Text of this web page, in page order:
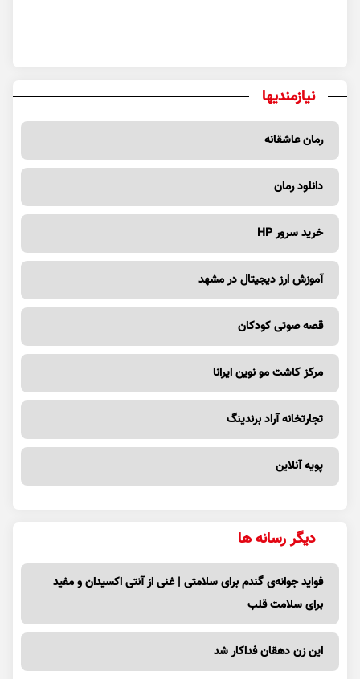
نیازمندیها
رمان عاشقانه
دانلود رمان
خرید سرور HP
آموزش ارز دیجیتال در مشهد
قصه صوتی کودکان
مرکز کاشت مو نوین ایرانا
تجارتخانه آراد برندینگ
پویه آنلاین
دیگر رسانه ها
فواید جوانه‌ی گندم برای سلامتی | غنی از آنتی اکسیدان و مفید
برای سلامت قلب
این زن دهقان فداکار شد